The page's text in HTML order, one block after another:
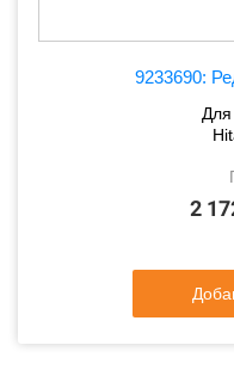
9233690:
Для
2